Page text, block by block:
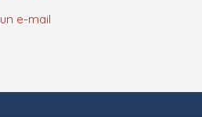
e-mail